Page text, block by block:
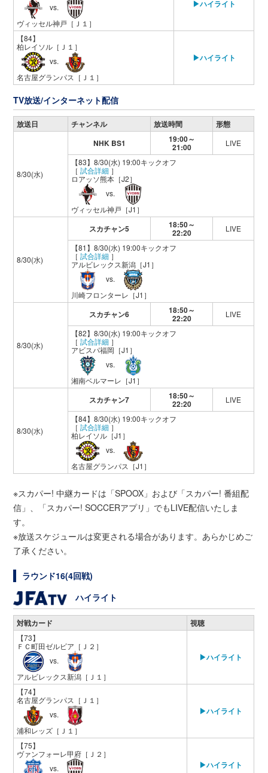
vs.
ヴィッセル神戸 ［Ｊ１］
▶ハイライト
【84】
柏レイソル ［Ｊ１］
vs.
名古屋グランパス ［Ｊ１］
▶ハイライト
TV放送/インターネット配信
放送日 チャンネル 放送時間 形態
8/30(水)
NHK BS1 19:00～
21:00
LIVE
【83】8/30(水) 19:00キックオフ
［試合詳細］
ロアッソ熊本 ［J2］
vs.
ヴィッセル神戸 ［J1］
8/30(水)
スカチャン5 18:50～
22:20
LIVE
【81】8/30(水) 19:00キックオフ
［試合詳細］
アルビレックス新潟 ［J1］
vs.
川崎フロンターレ ［J1］
8/30(水)
スカチャン6 18:50～
22:20
LIVE
【82】8/30(水) 19:00キックオフ
［試合詳細］
アビスパ福岡 ［J1］
vs.
湘南ベルマーレ ［J1］
8/30(水)
スカチャン7 18:50～
22:20
LIVE
【84】8/30(水) 19:00キックオフ
［試合詳細］
柏レイソル ［J1］
vs.
名古屋グランパス ［J1］
※スカパー! 中継カードは「SPOOX」および「スカパー! 番組配
信」、「スカパー! SOCCERアプリ」でもLIVE配信いたしま
す。
※放送スケジュールは変更される場合があります。あらかじめご
了承ください。
ラウンド16(4回戦)
ハイライト
対戦カード 視聴
【73】
ＦＣ町田ゼルビア ［Ｊ２］
vs.
アルビレックス新潟 ［Ｊ１］
▶ハイライト
【74】
名古屋グランパス ［Ｊ１］
vs.
浦和レッズ ［Ｊ１］
▶ハイライト
【75】
ヴァンフォーレ甲府 ［Ｊ２］
vs.
▶ハイライト